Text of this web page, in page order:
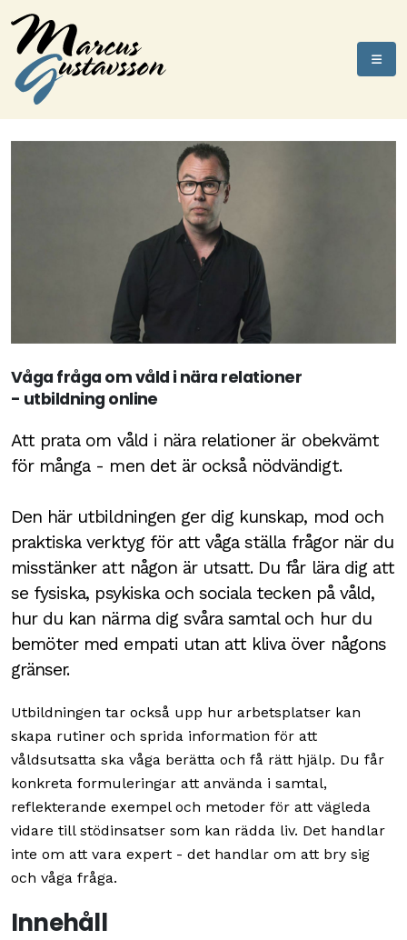
Våga fråga om våld i nära relationer
- utbildning online
Att prata om våld i nära relationer är obekvämt
för många - men det är också nödvändigt.
Den här utbildningen ger dig kunskap, mod och
praktiska verktyg för att våga ställa frågor när du
misstänker att någon är utsatt. Du får lära dig att
se fysiska, psykiska och sociala tecken på våld,
hur du kan närma dig svåra samtal och hur du
bemöter med empati utan att kliva över någons
gränser.
Utbildningen tar också upp hur arbetsplatser kan
skapa rutiner och sprida information för att
våldsutsatta ska våga berätta och få rätt hjälp. Du får
konkreta formuleringar att använda i samtal,
reflekterande exempel och metoder för att vägleda
vidare till stödinsatser som kan rädda liv. Det handlar
inte om att vara expert - det handlar om att bry sig
och våga fråga.
Innehåll